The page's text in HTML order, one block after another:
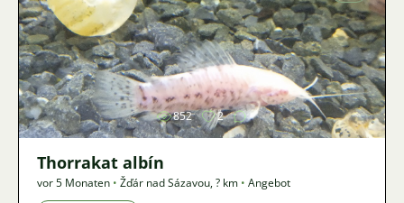
Bild
852 2
Thorrakat albín
vor 5 Monaten • Žďár nad Sázavou,? km • Angebot